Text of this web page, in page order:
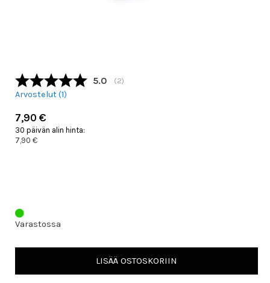
Keskimääräinen luokitus:
5.0 (äänet:
2)
Arvostelut (1)
7,90 €
30 päivän alin hinta:
7,90 €
Varastossa
LISÄÄ OSTOSKORIIN